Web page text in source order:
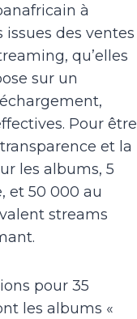
à
des ventes
qu’elles
sur un
Pour être
et la
les albums, 5
et 50 000 au
streams
pour 35
les albums «